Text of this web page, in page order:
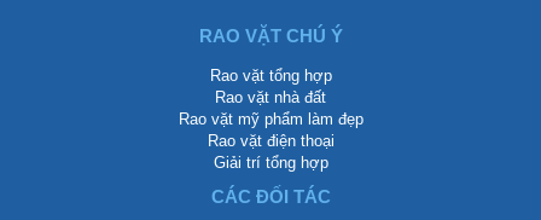
RAO VẶT CHÚ Ý
Rao vặt tổng hợp
Rao vặt nhà đất
Rao vặt mỹ phẩm làm đẹp
Rao vặt điện thoại
Giải trí tổng hợp
CÁC ĐỐI TÁC